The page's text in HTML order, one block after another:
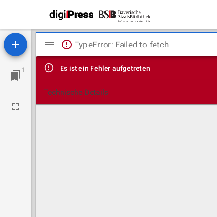
1
Mirador
Viewer
TypeError: Failed to fetch
Es ist ein Fehler aufgetreten
Technische Details